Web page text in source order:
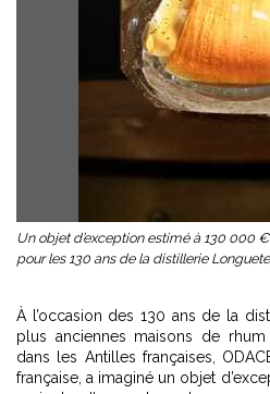
Un objet d’exception estimé à 130 000
pour les 130 ans de la distillerie
À l’occasion des 130 ans de la
plus anciennes maisons de
dans les Antilles françaises,
française, a imaginé un objet